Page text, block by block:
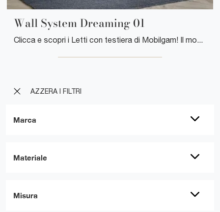
AZZERA I FILTRI
Marca
Materiale
Misura
Wall System Dreaming 01
Clicca e scopri i Letti con testiera di Mobilgam! Il modello Wall System Dreaming 01 in laccato opaco ti aspetta nelle versioni matrimoniali.